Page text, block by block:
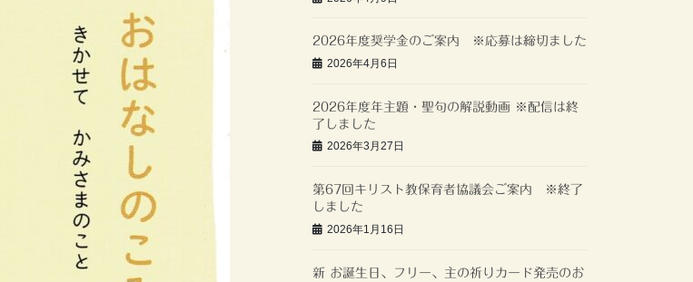
2026年度奨学金のご案内 ※応募は締切ました
2026年4月6日
2026年度年主題・聖句の解説動画 ※配信は終
了しました
2026年3月27日
第67回キリスト教保育者協議会ご案内 ※終了
しました
2026年1月16日
新 お誕生日、フリー、主の祈りカード発売のお